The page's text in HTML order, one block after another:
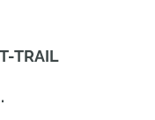
TRAIL